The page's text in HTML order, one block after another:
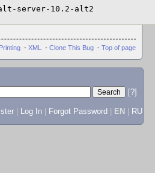
alt-server-10.2-alt2
- XML - Clone This Bug - Top of page
[?]
Log In Forgot Password EN RU